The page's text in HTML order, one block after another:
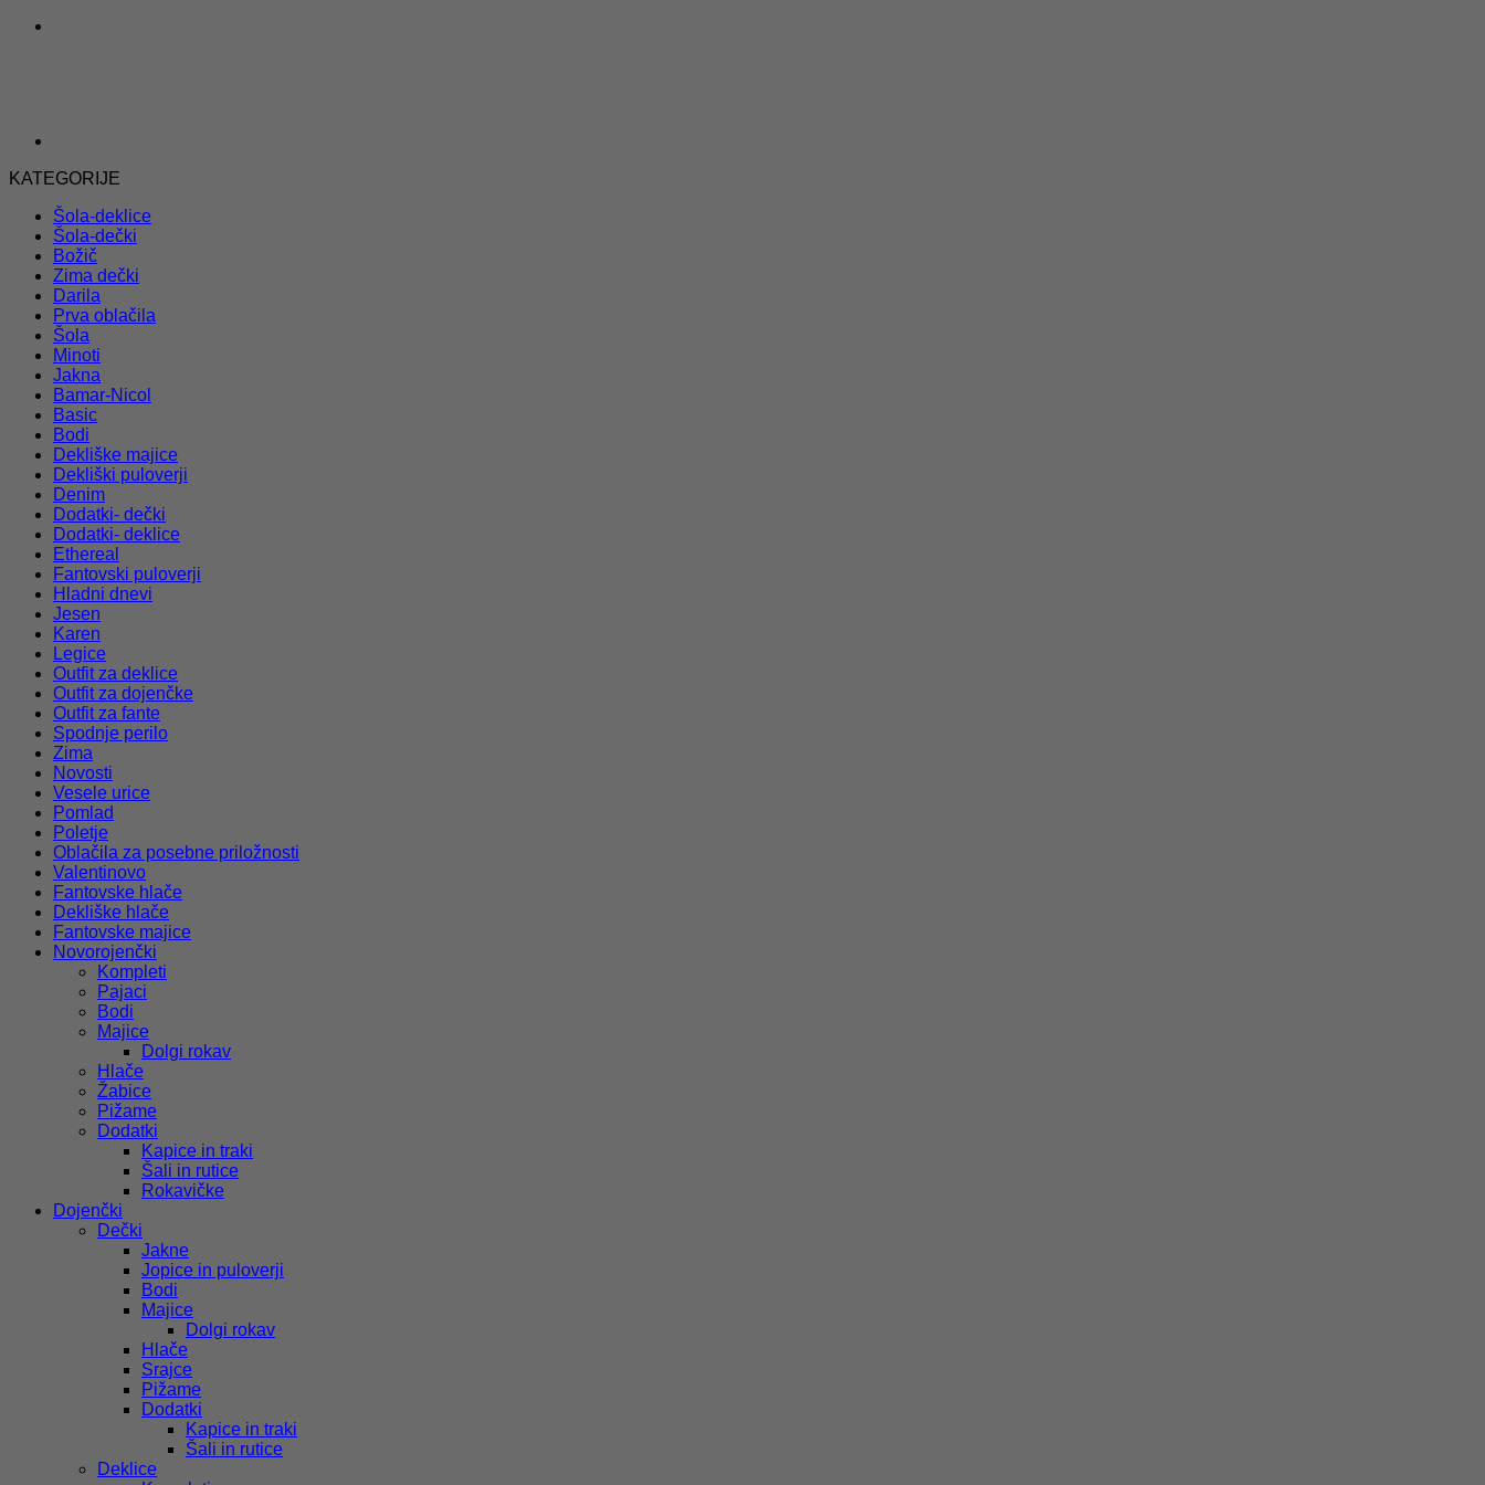
KATEGORIJE
Šola-deklice
Šola-dečki
Božič
Zima dečki
Darila
Prva oblačila
Šola
Minoti
Jakna
Bamar-Nicol
Basic
Bodi
Dekliške majice
Dekliški puloverji
Denim
Dodatki- dečki
Dodatki- deklice
Ethereal
Fantovski puloverji
Hladni dnevi
Jesen
Karen
Legice
Outfit za deklice
Outfit za dojenčke
Outfit za fante
Spodnje perilo
Zima
Novosti
Vesele urice
Pomlad
Poletje
Oblačila za posebne priložnosti
Valentinovo
Fantovske hlače
Dekliške hlače
Fantovske majice
Novorojenčki
Kompleti
Pajaci
Bodi
Majice
Dolgi rokav
Hlače
Žabice
Pižame
Dodatki
Kapice in traki
Šali in rutice
Rokavičke
Dojenčki
Dečki
Jakne
Jopice in puloverji
Bodi
Majice
Dolgi rokav
Hlače
Srajce
Pižame
Dodatki
Kapice in traki
Šali in rutice
Deklice